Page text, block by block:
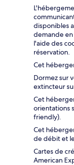
disponibles
demande
l'aide des
réservation.
Cet
Dormez sur
extincteur
Cet
orientations
friendly).
Cet
de débit et
Cartes de
American